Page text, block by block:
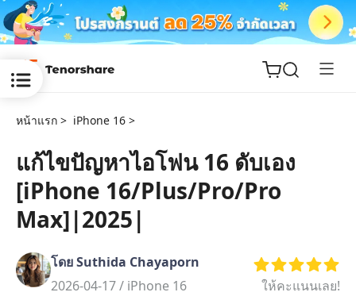
ReiBoot
for iOS
Tenorshare
PDNob
New
หน้าแรก > iPhone 16 >
แก้ไขปัญหาไอโฟน 16 ดับเอง
[iPhone 16/Plus/Pro/Pro
Max]|2025|
โดย Suthida Chayaporn
2026-04-17 / iPhone 16 ให้คะแนนเลย!